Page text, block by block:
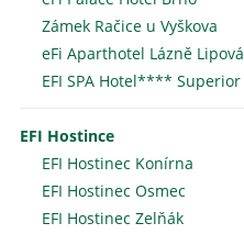
Zámek Račice u Vyškova
eFi Aparthotel Lázně Lipová
EFI SPA Hotel**** Superior
EFI Hostince
EFI Hostinec Konírna
EFI Hostinec Osmec
EFI Hostinec Zelňák